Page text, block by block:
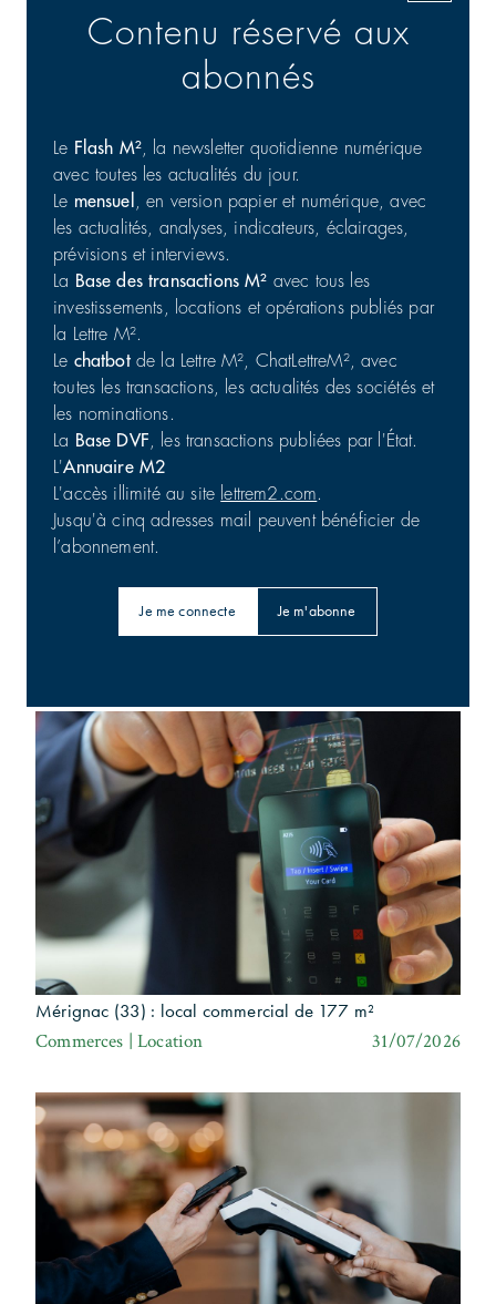
Contenu réservé aux
abonnés
Le Flash M², la newsletter quotidienne numérique
avec toutes les actualités du jour.
Le mensuel
, en version papier et numérique, avec
les actualités, analyses, indicateurs, éclairages,
prévisions et interviews.
La Base des transactions M² avec tous les
investissements, locations et opérations publiés par
la Lettre M².
Le chatbotde la Lettre M², ChatLettreM², avec
toutes les transactions, les actualités des sociétés et
les nominations.
La Base DVF , les transactions publiées par l'État.
L'Annuaire M2
L'accès illimité au site lettrem2.com.
Jusqu'à cinq adresses mail peuvent bénéficier de
l’abonnement.
Je me connecte Je m'abonne
Commerce : cession d'un portefeuille de 25 actifs en
France
Commerces | Investissement
Barings : 56 800 m² en Australie
Mérignac (33) : local commercial de 177 m²
Commerces | Location 31/07/2026